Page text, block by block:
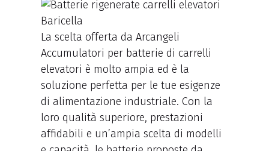
La scelta offerta da Arcangeli
Accumulatori per batterie di carrelli
elevatori è molto ampia ed è la
soluzione perfetta per le tue esigenze
di alimentazione industriale. Con la
loro qualità superiore, prestazioni
affidabili e un’ampia scelta di modelli